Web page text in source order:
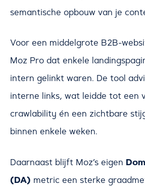
semantische opbouw van je
Voor een middelgrote B2B-
Moz Pro dat enkele
intern gelinkt waren. De tool
interne links, wat leidde tot een
crawlability én een zichtbare
binnen enkele weken.
Daarnaast blijft Moz’s eigen
(DA) metric een sterke